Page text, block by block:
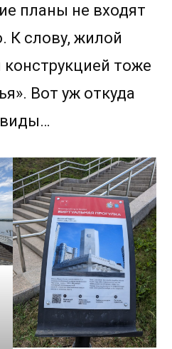
планы не входят
К слову, жилой
конструкцией тоже
Вот уж откуда